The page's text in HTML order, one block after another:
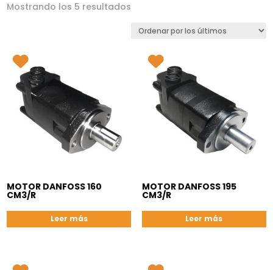
Mostrando los 5 resultados
MOTOR DANFOSS 160
CM3/R
Leer más
MOTOR DANFOSS 195
CM3/R
Leer más